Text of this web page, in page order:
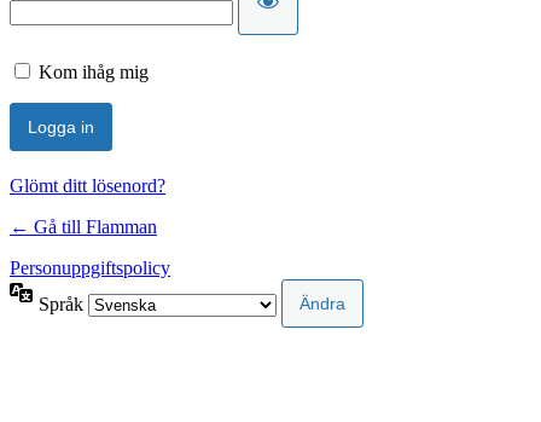
Kom ihåg mig
Glömt ditt lösenord?
← Gå till Flamman
Personuppgiftspolicy
Språk